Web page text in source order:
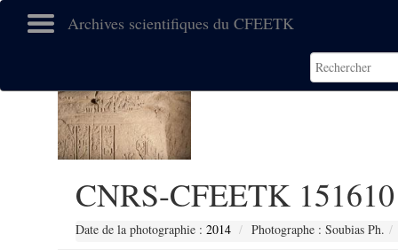
Archives scientifiques du CFEETK
CNRS-CFEETK 151610
Date de la photographie : 2014 Photographe : Soubias Ph.